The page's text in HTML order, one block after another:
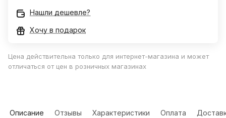
Нашли дешевле?
Хочу в подарок
Цена действительна только для интернет-магазина и может
отличаться от цен в розничных магазинах
Описание Отзывы Характеристики Оплата